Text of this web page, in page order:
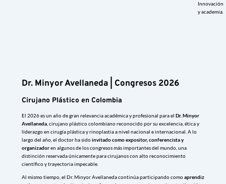
Innovación
y academia.
Dr. Minyor Avellaneda | Congresos 2026
Cirujano Plástico en Colombia
El 2026 es un año de gran relevancia académica y profesional para el Dr. Minyor
Avellaneda , cirujano plástico colombiano reconocido por su excelencia, ética y
liderazgo en cirugía plástica y rinoplastia a nivel nacional e internacional. A lo
largo del año, el doctor ha sidoinvitado como expositor, conferencista y
organizadoren algunos de los congresos más importantes del mundo, una
distinción reservada únicamente para cirujanos con alto reconocimiento
científico y trayectoria impecable.
Al mismo tiempo, el Dr. Minyor Avellaneda continúa participando comoaprendiz